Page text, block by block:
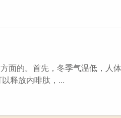
面的。首先，冬季气温低，人
释放内啡肽，...